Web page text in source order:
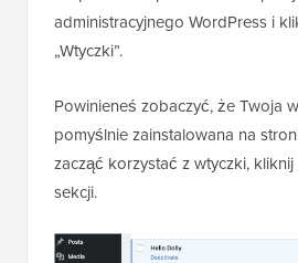
administracyjnego WordPress i
„Wtyczki”.
Powinieneś zobaczyć, że Twoja
pomyślnie zainstalowana na
zacząć korzystać z wtyczki,
sekcji.